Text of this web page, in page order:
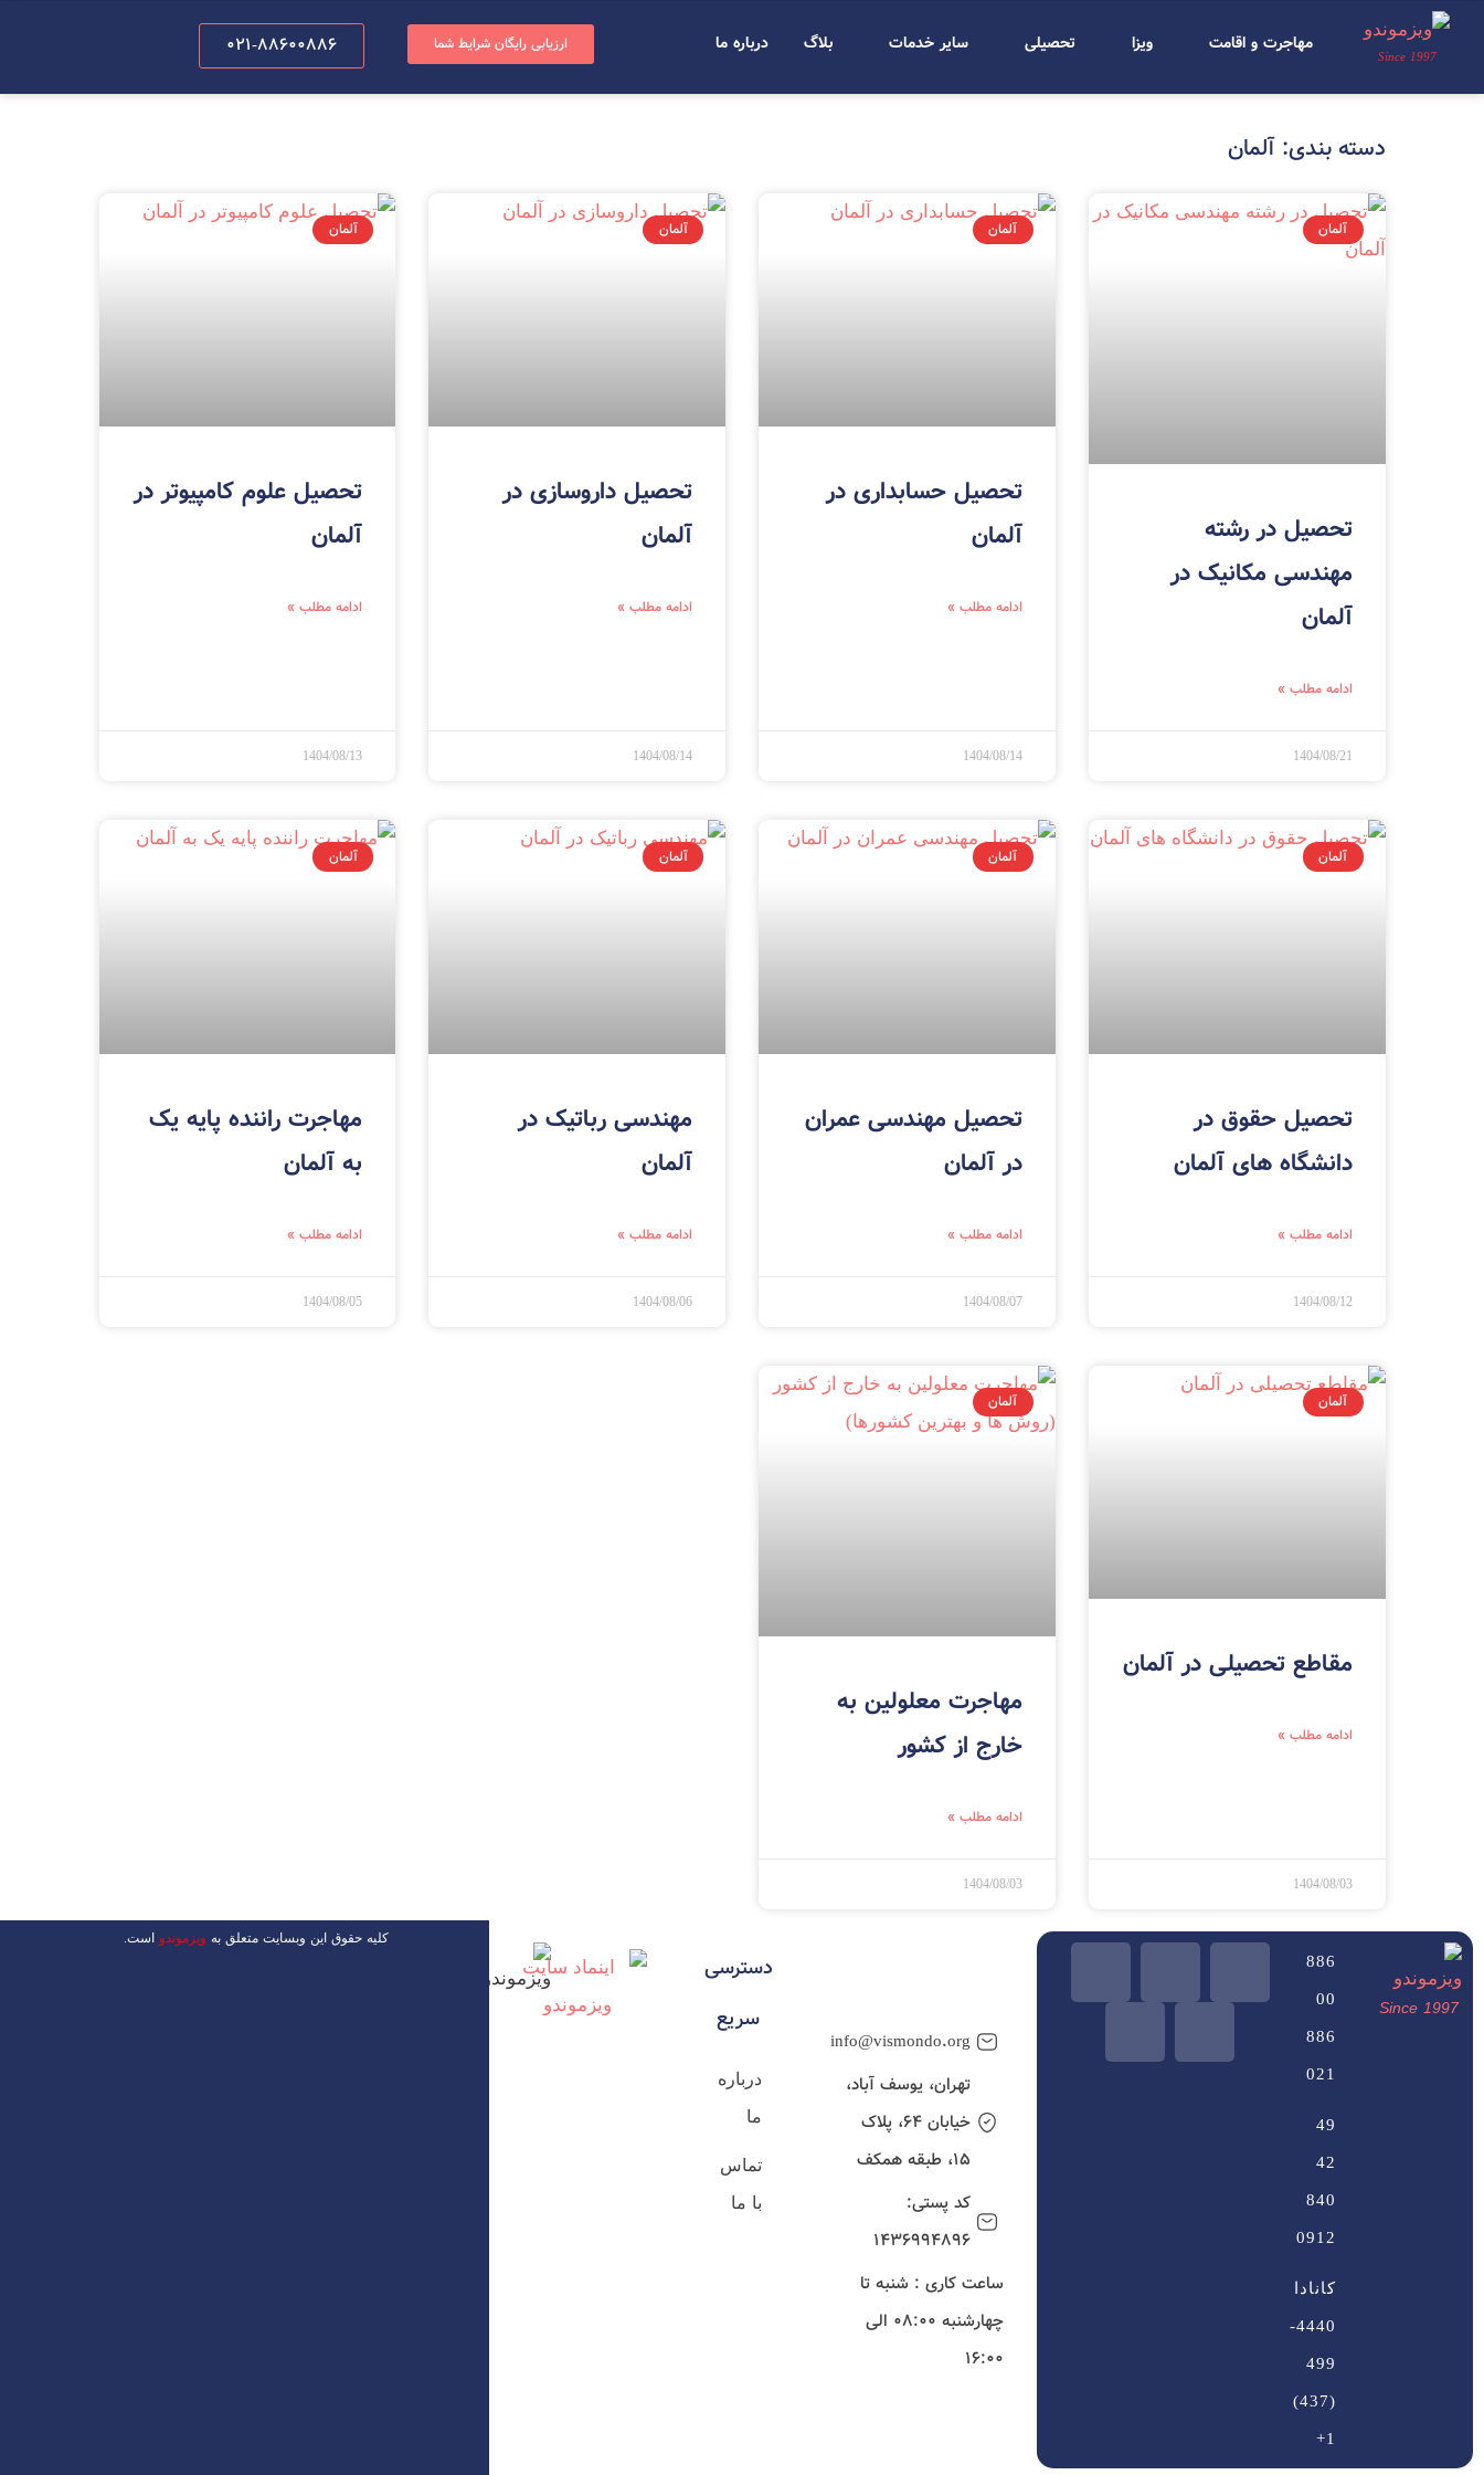
Since 1997
مهاجرت و اقامت ویزا تحصیلی سایر خدمات بلاگ درباره ما ارزیابی رایگان شرایط شما 021-88600886
دسته بندی: آلمان
آلمان
تحصیل در رشته
مهندسی مکانیک در
آلمان
ادامه مطلب »
1404/08/21
آلمان
تحصیل حسابداری در
آلمان
ادامه مطلب »
1404/08/14
آلمان
تحصیل داروسازی در
آلمان
ادامه مطلب »
1404/08/14
آلمان
تحصیل علوم کامپیوتر در
آلمان
ادامه مطلب »
1404/08/13
آلمان
تحصیل حقوق در
دانشگاه های آلمان
ادامه مطلب »
1404/08/12
آلمان
تحصیل مهندسی عمران
در آلمان
ادامه مطلب »
1404/08/07
آلمان
مهندسی رباتیک در
آلمان
ادامه مطلب »
1404/08/06
آلمان
مهاجرت راننده پایه یک
به آلمان
ادامه مطلب »
1404/08/05
آلمان
مقاطع تحصیلی در آلمان
ادامه مطلب »
1404/08/03
آلمان
مهاجرت معلولین به
خارج از کشور
ادامه مطلب »
1404/08/03
886
00
886
021
49
42
840
0912
کانادا
4440-
499
(437)
1+
Since 1997
info@vismondo.org
تهران، یوسف آباد،
خیابان ۶۴، پلاک
۱5، طبقه همکف
کد پستی:
1436994896
ساعت کاری : شنبه تا
چهارشنبه 08:00 الی
16:00
دسترسی
سریع
درباره
ما
تماس
با ما
کلیه حقوق این وبسایت متعلق به ویزموندو است.